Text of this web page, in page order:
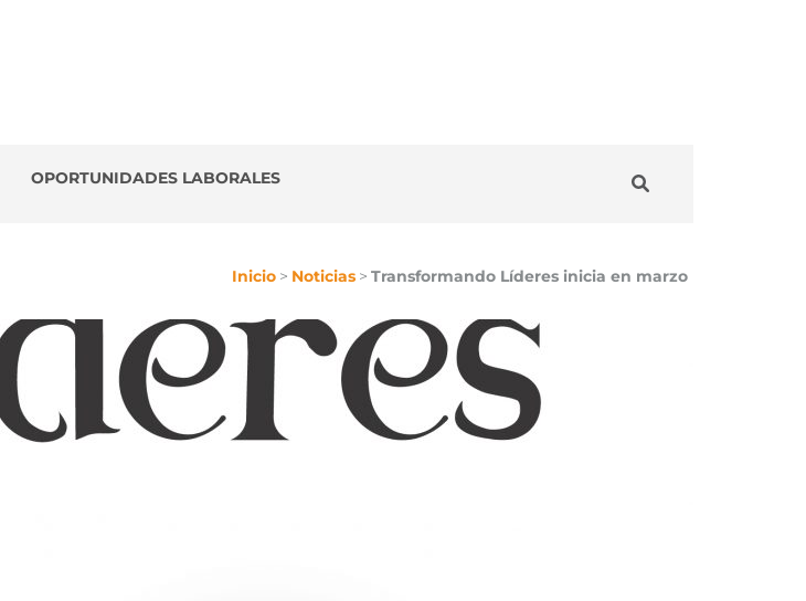
OPORTUNIDADES LABORALES
Inicio > Noticias > Transformando Líderes inicia en marzo